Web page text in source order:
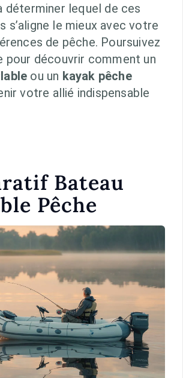
déterminer lequel de ces
s’aligne le mieux avec votre
de pêche. Poursuivez
découvrir comment un
ou un kayak pêche
votre allié indispensable
Bateau
Pêche